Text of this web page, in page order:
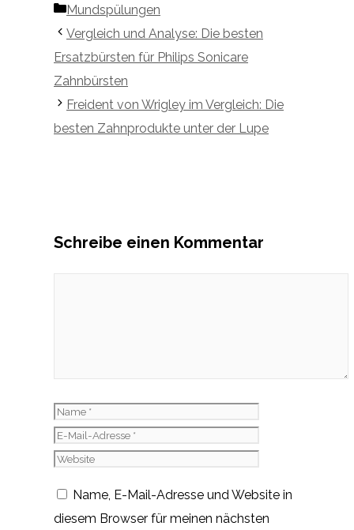
Kategorien
Mundspülungen
Vergleich und Analyse: Die besten
Ersatzbürsten für Philips Sonicare
Zahnbürsten
Freident von Wrigley im Vergleich: Die
besten Zahnprodukte unter der Lupe
Schreibe einen Kommentar
Name
Name, E-Mail-Adresse und Website in
diesem Browser für meinen nächsten